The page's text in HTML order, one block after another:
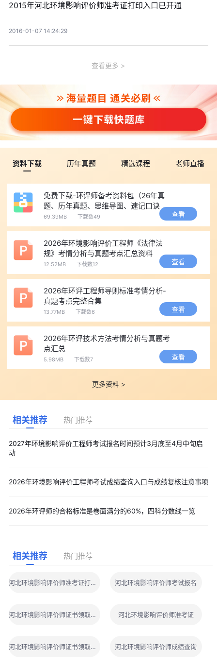
2015年河北环境影响评价师准考证打印入口已开通
2016-01-07 14:24:29
查看更多
资料下载 历年真题 精选课程 老师直播
免费下载-环评师备考资料包（26年真
题、历年真题、思维导图、速记口诀
等）
69.39MB 下载数49 查看
2026年环境影响评价工程师《法律法
规》考情分析与真题考点汇总资料
12.52MB 下载数12 查看
2026年环评工程师导则标准考情分析-
真题考点完整合集
13.77MB 下载数6 查看
2026年环评技术方法考情分析与真题考
点汇总
5.98MB 下载数7 查看
更多资料 >
相关推荐 热门推荐
2027年环境影响评价工程师考试报名时间预计3月底至4月中旬启
动
2026年环境影响评价工程师考试成绩查询入口与成绩复核注意事项
2026年环评师的合格标准是卷面满分的60%，四科分数线一览
相关推荐 热门推荐
河北环境影响评价师准考证打印地点 河北环境影响评价师考试报名
河北环境影响评价师证书领取地点 河北环境影响评价师准考证
河北环境影响评价师证书领取时间 河北环境影响评价师成绩查询